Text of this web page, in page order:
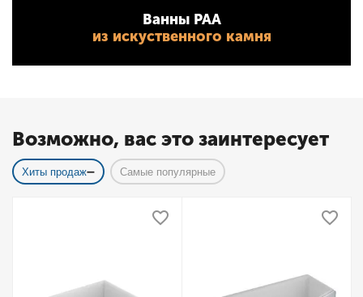
Ванны PAA
из искуственного камня
Возможно, вас это заинтересует
Хиты продаж Самые популярные